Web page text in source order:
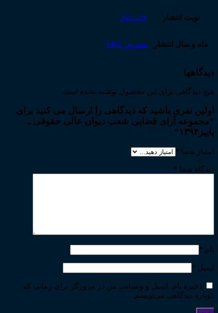
نوبت انتشار چاپ اول
ماه و سال انتشار شهریور 1402
دیدگاهها
هیچ دیدگاهی برای این محصول نوشته نشده است.
اولین نفری باشید که دیدگاهی را ارسال می کنید برای
“مجموعه آرای قضایی شعب دیوان عالی حقوقی ـ
پاییز۱۳۹۴”
امتیاز شما *
دیدگاه شما *
نام *
ایمیل *
ذخیره نام، ایمیل و وبسایت من در مرورگر برای زمانی که
دوباره دیدگاهی می‌نویسم.